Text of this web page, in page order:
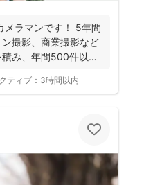
メラマンです！ 5年間
撮影、商業撮影など
み、年間500件以上
ティブ： 3時間以内